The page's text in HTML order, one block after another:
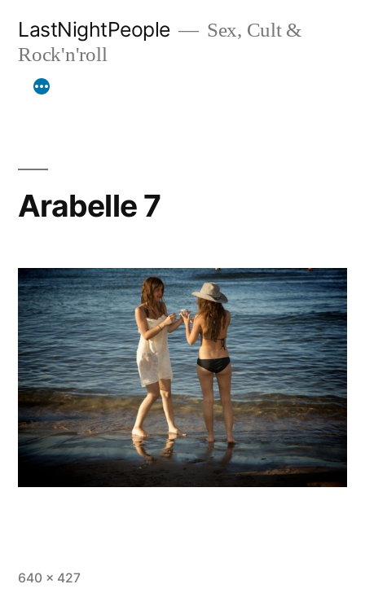
contenu
LastNightPeople
Sex, Cult &
Rock'n'roll
Arabelle 7
Taille
640 × 427